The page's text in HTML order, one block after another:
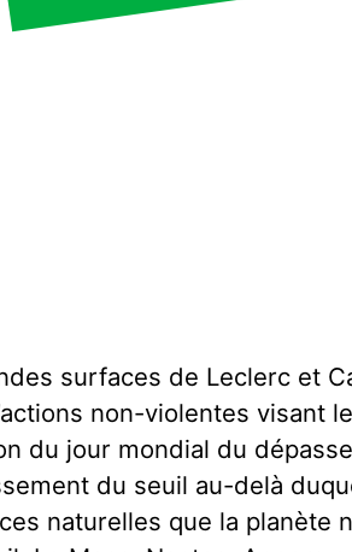
surfaces de Leclerc et
non-violentes visant
du jour mondial du
du seuil au-delà
naturelles que la planète